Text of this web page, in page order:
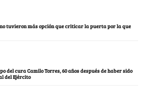
tuvieron más opción que criticar la puerta por la que
del cura Camilo Torres, 60 años después de haber sido
del Ejército